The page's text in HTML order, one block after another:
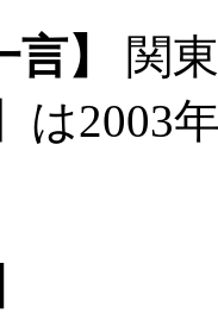
】
関
は2003